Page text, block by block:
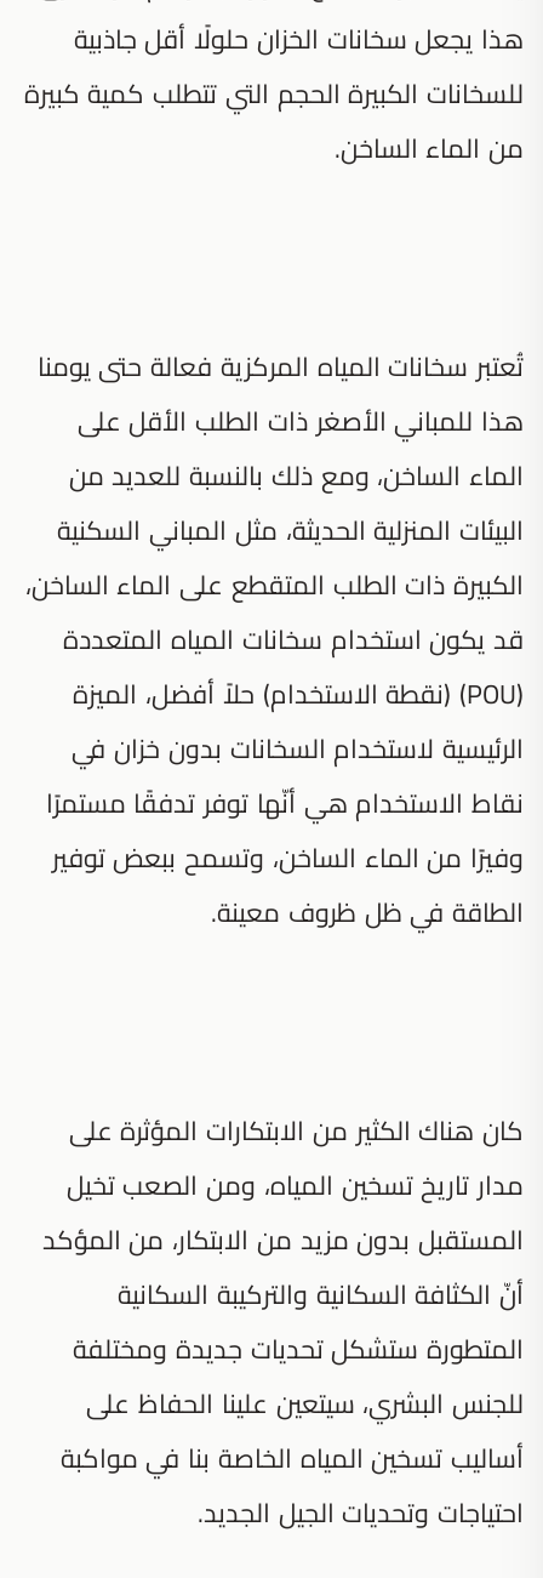
هذا يجعل سخانات الخزان حلولًا أقل جاذبية
للسخانات الكبيرة الحجم التي تتطلب كمية كبيرة
من الماء الساخن.
تُعتبر سخانات المياه المركزية فعالة حتى يومنا
هذا للمباني الأصغر ذات الطلب الأقل على
الماء الساخن، ومع ذلك بالنسبة للعديد من
البيئات المنزلية الحديثة، مثل المباني السكنية
الكبيرة ذات الطلب المتقطع على الماء الساخن،
قد يكون استخدام سخانات المياه المتعددة
(POU) (نقطة الاستخدام) حلاً أفضل، الميزة
الرئيسية لاستخدام السخانات بدون خزان في
نقاط الاستخدام هي أنّها توفر تدفقًا مستمرًا
وفيرًا من الماء الساخن، وتسمح ببعض توفير
الطاقة في ظل ظروف معينة.
كان هناك الكثير من الابتكارات المؤثرة على
مدار تاريخ تسخين المياه، ومن الصعب تخيل
المستقبل بدون مزيد من الابتكار، من المؤكد
أنّ الكثافة السكانية والتركيبة السكانية
المتطورة ستشكل تحديات جديدة ومختلفة
للجنس البشري، سيتعين علينا الحفاظ على
أساليب تسخين المياه الخاصة بنا في مواكبة
احتياجات وتحديات الجيل الجديد.